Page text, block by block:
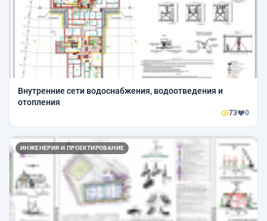
Внутренние сети водоснабжения, водоотведения и
отопления
73 0
ИНЖЕНЕРИЯ И ПРОЕКТИРОВАНИЕ